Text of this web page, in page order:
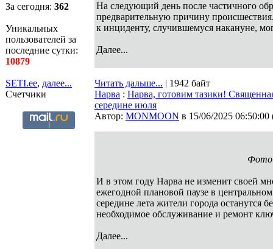
За сегодня: 362
Уникальных
пользователей за
последние сутки:
10879
SETI.ee, далее...
Счетчики
На следующий день после частичного
предварительную причину
к инциденту, случившемуся накануне,
Далее...
Читать дальше... | 1942 байт
Нарва : Нарва, готовим тазики!
середине июля
Автор: MONMOON в 15/06/2025 06:50:00
Фото
И в этом году Нарва не изменит своей
ежегодной плановой паузе в
середине лета жители города останутся
необходимое обслуживание и ремонт
Далее...